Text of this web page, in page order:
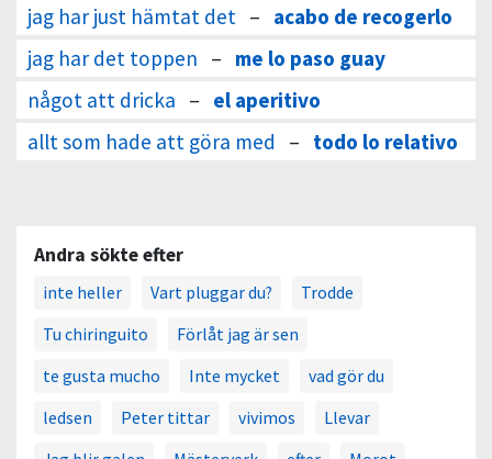
jag har just hämtat det – acabo de recogerlo
jag har det toppen – me lo paso guay
något att dricka – el aperitivo
allt som hade att göra med
– todo lo relativo
Andra sökte efter
inte heller Vart pluggar du?
Trodde
Tu chiringuito
Förlåt jag är sen
te gusta mucho
Inte mycket
vad gör du
ledsen
Peter tittar vivimos
Llevar